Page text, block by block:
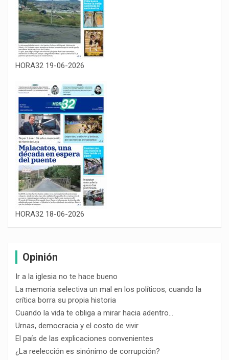
HORA32 19-06-2026
HORA32 18-06-2026
Opinión
Ir a la iglesia no te hace bueno
La memoria selectiva un mal en los políticos, cuando la
crítica borra su propia historia
Cuando la vida te obliga a mirar hacia adentro…
Urnas, democracia y el costo de vivir
El país de las explicaciones convenientes
¿La reelección es sinónimo de corrupción?